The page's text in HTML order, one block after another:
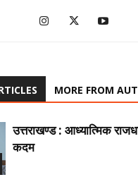
MORE FROM
उत्तराखण्ड : आध्यात्मिक
कदम